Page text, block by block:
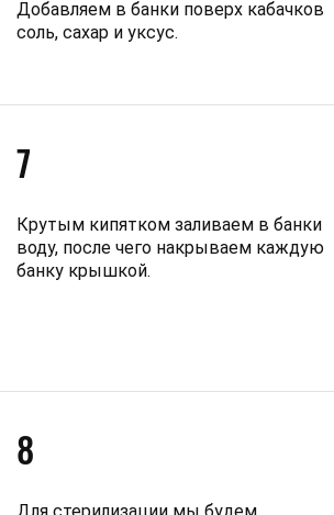
Добавляем в банки поверх кабачков
соль, сахар и уксус.
7
Крутым кипятком заливаем в банки
воду, после чего накрываем каждую
банку крышкой.
8
Для стерилизации мы будем